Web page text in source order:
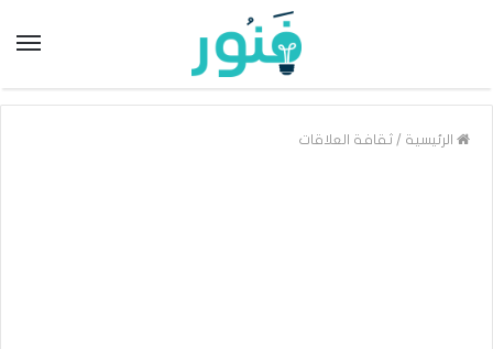
الرئيسية / ثقافة العلاقات